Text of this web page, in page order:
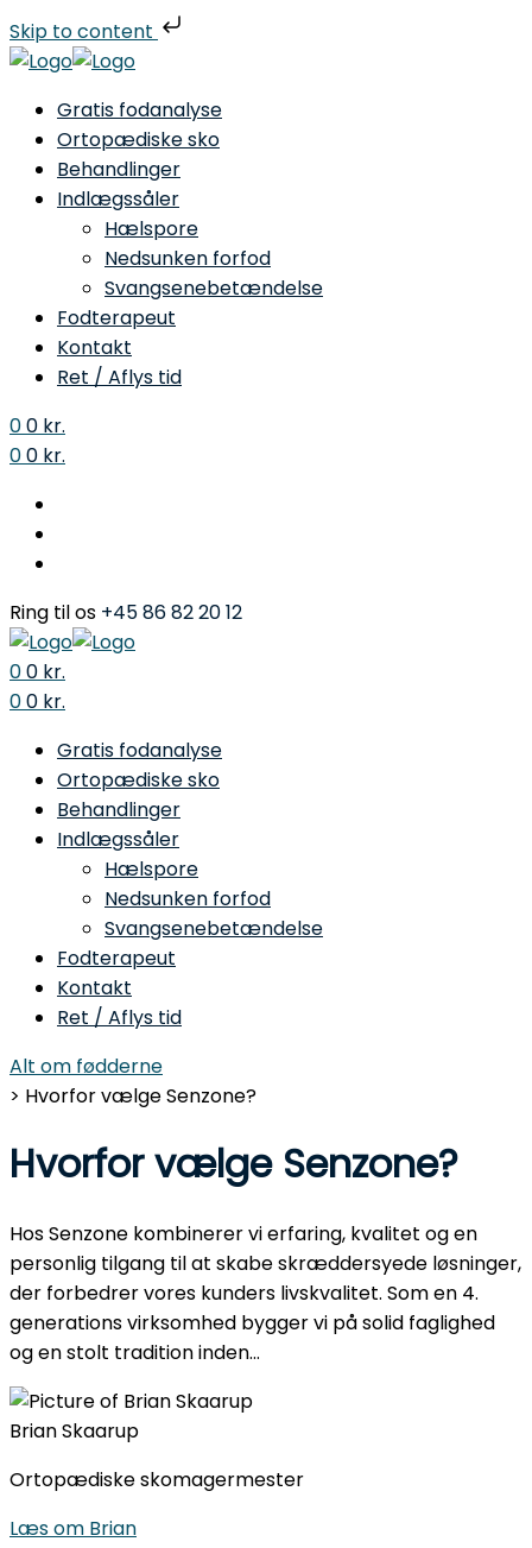
Skip to content
Gratis fodanalyse
Ortopædiske sko
Behandlinger
Indlægssåler
Hælspore
Nedsunken forfod
Svangsenebetændelse
Fodterapeut
Kontakt
Ret / Aflys tid
00 kr.
00 kr.
Ring til os +45 86 82 20 12
00 kr.
Menu
00 kr.
Gratis fodanalyse
Ortopædiske sko
Behandlinger
Indlægssåler
Hælspore
Nedsunken forfod
Svangsenebetændelse
Fodterapeut
Kontakt
Ret / Aflys tid
Alt om fødderne
> Hvorfor vælge Senzone?
Hvorfor vælge Senzone?
Hos Senzone kombinerer vi erfaring, kvalitet og en
personlig tilgang til at skabe skræddersyede løsninger,
der forbedrer vores kunders livskvalitet. Som en 4.
generations virksomhed bygger vi på solid faglighed
og en stolt tradition inden...
Brian Skaarup
Ortopædiske skomagermester
Læs om Brian